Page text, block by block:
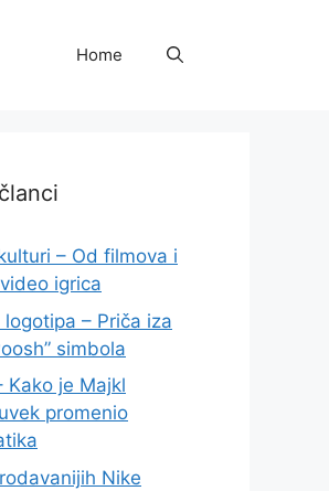
Home
– Od filmova i
igrica
– Priča iza
simbola
Kako je Majkl
promenio
Nike